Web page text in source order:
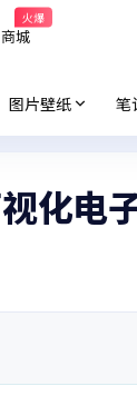
商城
火爆
图片壁纸 笔
化电